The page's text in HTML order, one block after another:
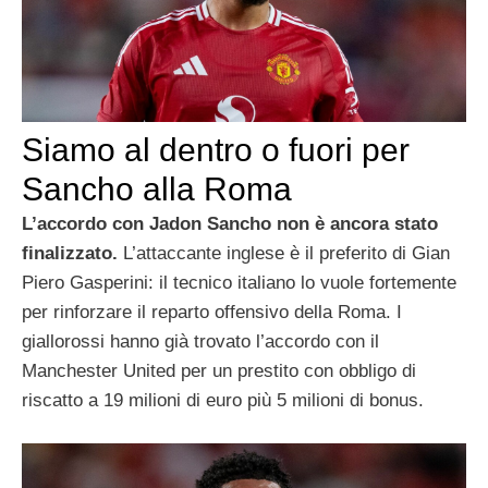
Siamo al dentro o fuori per
Sancho alla Roma
L’accordo con Jadon Sancho non è ancora stato
finalizzato. L’attaccante inglese è il preferito di Gian
Piero Gasperini: il tecnico italiano lo vuole fortemente
per rinforzare il reparto offensivo della Roma. I
giallorossi hanno già trovato l’accordo con il
Manchester United per un prestito con obbligo di
riscatto a 19 milioni di euro più 5 milioni di bonus.